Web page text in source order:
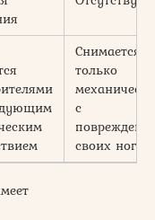
Снимается
только
механически
с
своих